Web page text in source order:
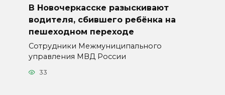
В Новочеркасске разыскивают
водителя, сбившего ребёнка на
пешеходном переходе
Сотрудники Межмуниципального
управления МВД России
33